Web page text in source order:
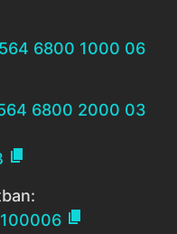
6800 1000 06
6800 2000 03

